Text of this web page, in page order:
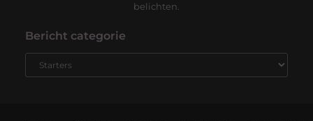
belichten.
Bericht categorie